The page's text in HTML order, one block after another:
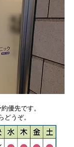
優先です。
どうぞ。